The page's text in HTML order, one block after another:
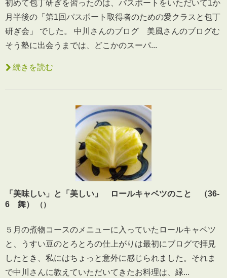
初めて包丁研ぎを習ったのは、パスポートをいただいて1か
月半後の「第1回パスポート取得者のための愛クラスと包丁
研ぎ会」 でした。 中川さんのブログ 美風さんのブログむ
そう塾に出会うまでは、どこかのスーパ...
続きを読む
「美味しい」と「美しい」 ロールキャベツのこと （36-
6 舞）
（）
５月の煮物コースのメニューに入っていたロールキャベツ
と、うすい豆のとろとろの仕上がりは最初にブログで拝見
したとき、私にはちょっと意外に感じられました。それま
で中川さんに教えていただいてきたお料理は、緑...